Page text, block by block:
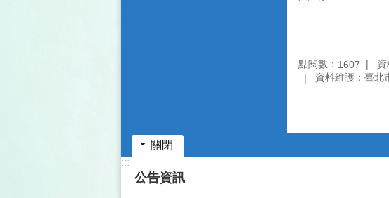
點閱數： 1607
資料維護：臺北
關閉
:::
公告資訊